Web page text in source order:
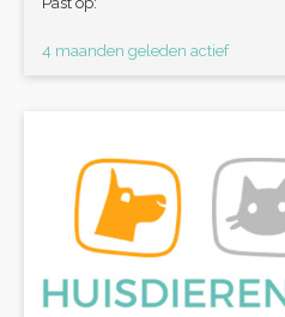
4 maanden geleden actief